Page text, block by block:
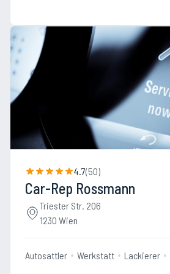
4.7(50)
Car-Rep Rossmann
Triester Str. 206
1230 Wien
Autosattler Werkstatt Lackierer